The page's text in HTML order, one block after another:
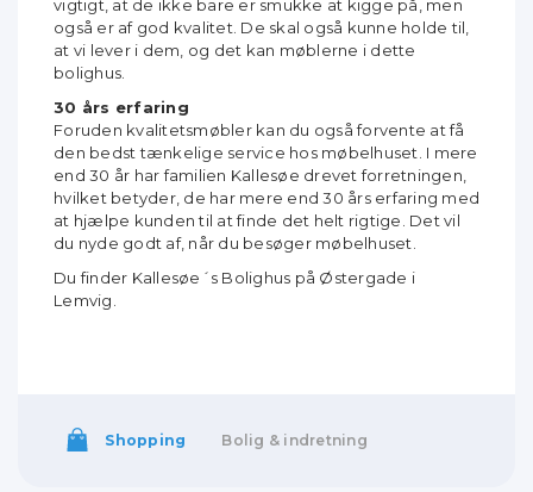
vigtigt, at de ikke bare er smukke at kigge på, men
også er af god kvalitet. De skal også kunne holde til,
at vi lever i dem, og det kan møblerne i dette
bolighus.
30 års erfaring
Foruden kvalitetsmøbler kan du også forvente at få
den bedst tænkelige service hos møbelhuset. I mere
end 30 år har familien Kallesøe drevet forretningen,
hvilket betyder, de har mere end 30 års erfaring med
at hjælpe kunden til at finde det helt rigtige. Det vil
du nyde godt af, når du besøger møbelhuset.
Du finder Kallesøe´s Bolighus på Østergade i
Lemvig.
Shopping Bolig & indretning